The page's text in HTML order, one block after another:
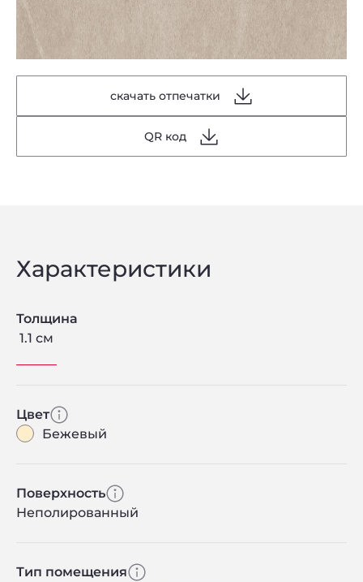
скачать отпечатки
QR код
Характеристики
Толщина
1.1 см
Цвет
Бежевый
Поверхность
Неполированный
Тип помещения